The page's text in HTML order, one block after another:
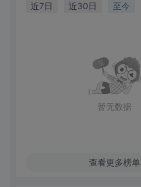
近7日 近30日 至今
暂无数据
查看更多榜单